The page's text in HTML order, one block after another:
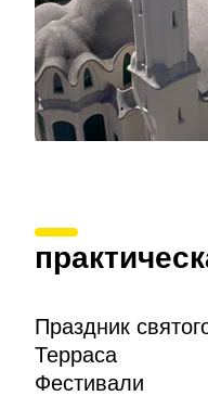
Праздник
Терраса
Фестивали